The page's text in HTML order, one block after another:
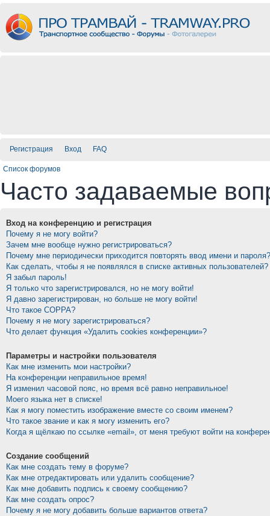
Регистрация Вход FAQ
Список форумов
Часто задаваемые
Вход на конференцию и регистрация
Почему я не могу войти?
Зачем мне вообще нужно регистрироваться?
Почему мне периодически приходится повторять ввод имени и пароля?
Как сделать, чтобы я не появлялся в списке активных пользователей?
Я забыл пароль!
Я только что зарегистрировался, но не могу войти!
Я давно зарегистрирован, но больше не могу войти!
Что такое COPPA?
Почему я не могу зарегистрироваться?
Что делает функция «Удалить cookies конференции»?
Параметры и настройки пользователя
Как мне изменить мои настройки?
На конференции неправильное время!
Я изменил часовой пояс, но время всё равно неправильное!
Моего языка нет в списке!
Как я могу поместить изображение вместе со своим именем?
Что такое звание и как я могу изменить его?
Когда я щёлкаю по ссылке «email», от меня требуют войти на
Создание сообщений
Как мне создать тему в форуме?
Как мне отредактировать или удалить сообщение?
Как мне добавить подпись к своему сообщению?
Как мне создать опрос?
Почему я не могу добавить больше вариантов ответа?